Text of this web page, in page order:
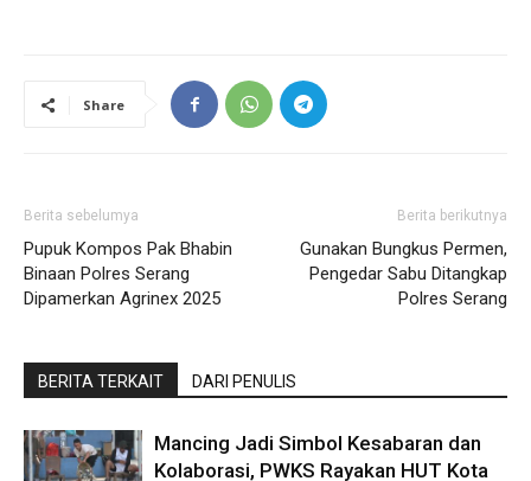
Share
Berita sebelumya
Pupuk Kompos Pak Bhabin
Binaan Polres Serang
Dipamerkan Agrinex 2025
Berita berikutnya
Gunakan Bungkus Permen,
Pengedar Sabu Ditangkap
Polres Serang
BERITA TERKAIT DARI PENULIS
Mancing Jadi Simbol Kesabaran dan
Kolaborasi, PWKS Rayakan HUT Kota